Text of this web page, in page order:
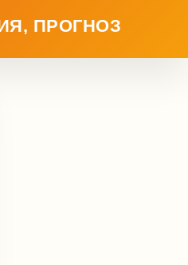
ПРОГНОЗ